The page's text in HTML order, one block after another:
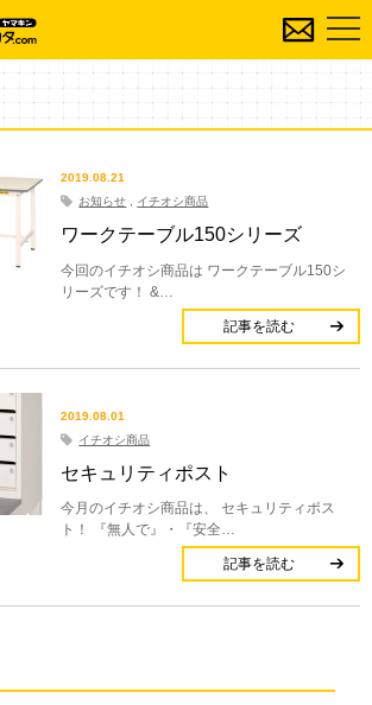
2019.08.21
お知らせ
イチオシ商品
ワークテーブル150シリーズ
今回のイチオシ商品は ワークテーブル150シ
リーズです！ &…
記事を読む
2019.08.01
イチオシ商品
セキュリティポスト
今月のイチオシ商品は、 セキュリティポス
ト！ 『無人で』・『安全…
記事を読む